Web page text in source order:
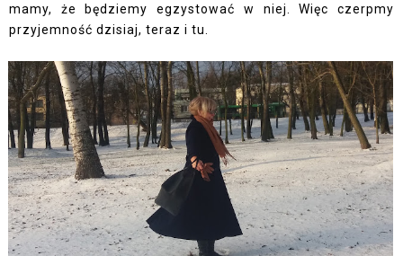
mamy, że będziemy egzystować w niej. Więc czerpmy
przyjemność dzisiaj, teraz i tu.